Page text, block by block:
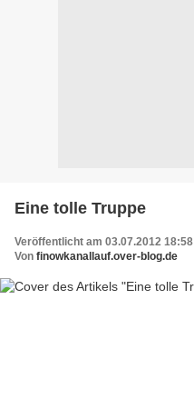
Eine tolle Truppe
Veröffentlicht am 03.07.2012 18:58
Von finowkanallauf.over-blog.de